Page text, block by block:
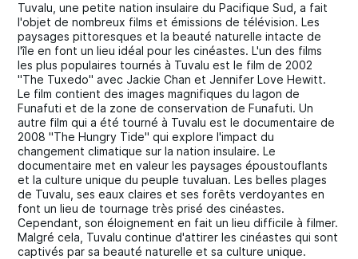
Tuvalu, une petite nation insulaire du Pacifique Sud, a fait
l'objet de nombreux films et émissions de télévision. Les
paysages pittoresques et la beauté naturelle intacte de
l'île en font un lieu idéal pour les cinéastes. L'un des films
les plus populaires tournés à Tuvalu est le film de 2002
"The Tuxedo" avec Jackie Chan et Jennifer Love Hewitt.
Le film contient des images magnifiques du lagon de
Funafuti et de la zone de conservation de Funafuti. Un
autre film qui a été tourné à Tuvalu est le documentaire de
2008 "The Hungry Tide" qui explore l'impact du
changement climatique sur la nation insulaire. Le
documentaire met en valeur les paysages époustouflants
et la culture unique du peuple tuvaluan. Les belles plages
de Tuvalu, ses eaux claires et ses forêts verdoyantes en
font un lieu de tournage très prisé des cinéastes.
Cependant, son éloignement en fait un lieu difficile à filmer.
Malgré cela, Tuvalu continue d'attirer les cinéastes qui sont
captivés par sa beauté naturelle et sa culture unique.